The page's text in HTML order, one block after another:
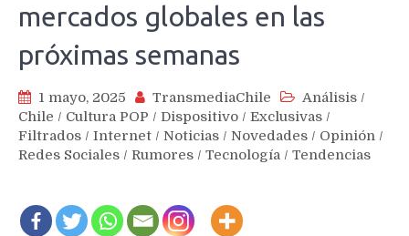
mercados globales en las
próximas semanas
1 mayo, 2025 TransmediaChile Análisis /
Chile / Cultura POP / Dispositivo / Exclusivas /
Filtrados / Internet / Noticias / Novedades / Opinión /
Redes Sociales / Rumores / Tecnología / Tendencias